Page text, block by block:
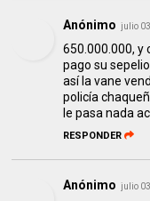
Anónimo julio
650.000.000, y
pago su
así la vane
policía
le pasa nada
RESPONDER
Anónimo julio